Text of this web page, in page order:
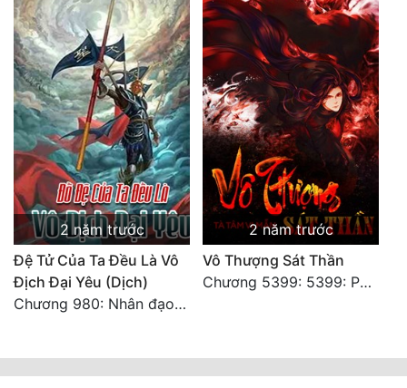
2 năm trước
Đệ Tử Của Ta Đều Là Vô
Địch Đại Yêu (Dịch)
Chương 980: Nhân đạo thành Thánh (4). HẾT.
2 năm trước
Vô Thượng Sát Thần
Chương 5399: 5399: Phá giải